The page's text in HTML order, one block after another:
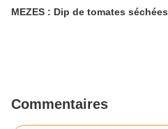
MEZES : Dip de tomates séchées
Commentaires